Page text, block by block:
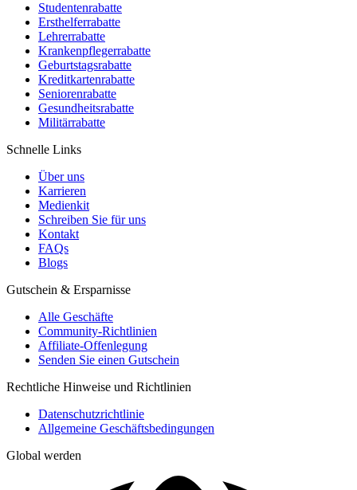
Studentenrabatte
Ersthelferrabatte
Lehrerrabatte
Krankenpflegerrabatte
Geburtstagsrabatte
Kreditkartenrabatte
Seniorenrabatte
Gesundheitsrabatte
Militärrabatte
Schnelle Links
Über uns
Karrieren
Medienkit
Schreiben Sie für uns
Kontakt
FAQs
Blogs
Gutschein & Ersparnisse
Alle Geschäfte
Community-Richtlinien
Affiliate-Offenlegung
Senden Sie einen Gutschein
Rechtliche Hinweise und Richtlinien
Datenschutzrichtlinie
Allgemeine Geschäftsbedingungen
Global werden